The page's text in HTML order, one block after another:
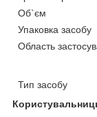
Об`єм
Упаковка засобу
Область
Тип засобу